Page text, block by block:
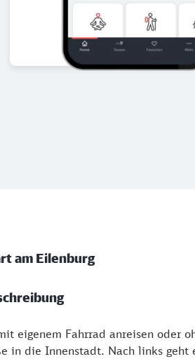
am Eilenburg
eigenem Fahrrad anreisen oder
in die Innenstadt. Nach links geht